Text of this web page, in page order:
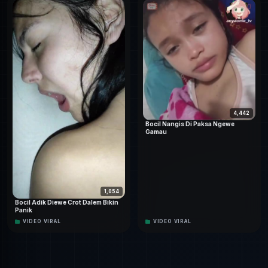
Pencarian Terkait:Seles Yakult Diewe Supir Truk
Resolusi: Full HD 1080p
Kondisi: Tanpa Sensor
https://jagonyabokep.com/seles-yakult-diewe-supir-truk
1,054
Bocil Adik Diewe Crot Dalem Bikin
Panik
VIDEO VIRAL
4,442
Bocil Nangis Di Paksa Ngewe
Gamau
VIDEO VIRAL